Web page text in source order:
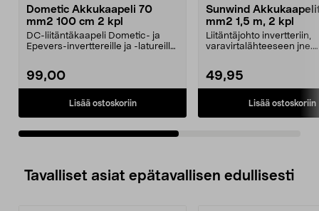
Dometic Akkukaapeli 70
mm2 100 cm 2 kpl
DC-liitäntäkaapeli Dometic- ja
Epevers-inverttereille ja -latureille.
99,00
Lisää ostoskoriin
Sunwind
mm2 1,5 m, 2 kpl
Liitäntäjohto invertteriin,
varavirtalähteeseen jne.
49,95
Lisää ostoskoriin
Tavalliset asiat epätavallisen edullisesti